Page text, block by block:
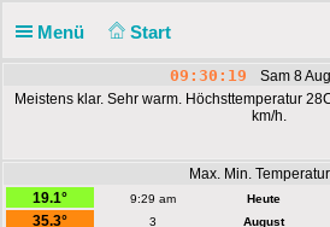
Menü Start
09:30:19
Sam 8
Meistens klar. Sehr warm. Höchsttemperatur
km/h.
Max. Min.
19.1°
9:29 am Heute
35.3°
3 August